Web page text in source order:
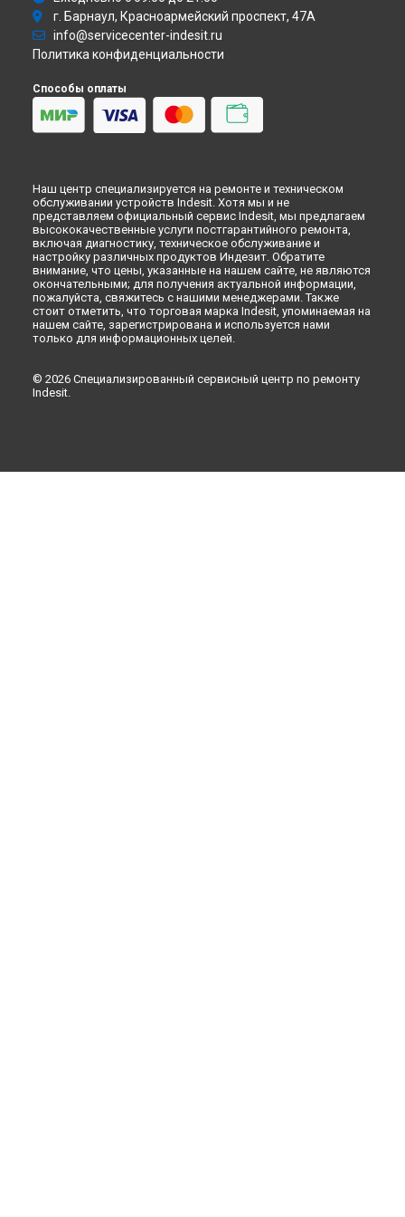
Ремонт духового шкафа FIM 51 K.A IX Indesit вРязани
Ремонт духового шкафа FIM 51 K.A IX Indesit в
Ремонт духового шкафа FIM 51 K.A IX Indesit в
Ремонт духового шкафа FIM 51 K.A IX Indesit в
г. Барнаул, Красноармейский проспект, 47А
info@servicecenter-indesit.ru
Политика конфиденциальности
Способы оплаты
Наш центр специализируется на ремонте и техническом
обслуживании устройств Indesit. Хотя мы и не
представляем официальный сервис Indesit, мы предлагаем
высококачественные услуги постгарантийного ремонта,
включая диагностику, техническое обслуживание и
настройку различных продуктов Индезит. Обратите
внимание, что цены, указанные на нашем сайте, не являются
окончательными; для получения актуальной информации,
пожалуйста, свяжитесь с нашими менеджерами. Также
стоит отметить, что торговая марка Indesit, упоминаемая на
нашем сайте, зарегистрирована и используется нами
только для информационных целей.
© 2026 Специализированный сервисный центр по ремонту
Indesit.